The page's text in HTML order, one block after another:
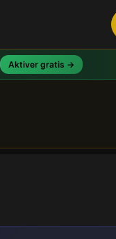
Aktiver gratis →